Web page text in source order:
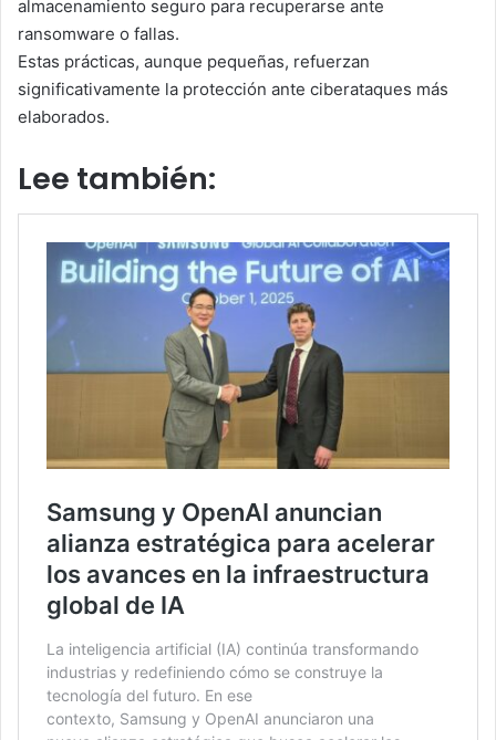
almacenamiento seguro para recuperarse ante
ransomware o fallas.
Estas prácticas, aunque pequeñas, refuerzan
significativamente la protección ante ciberataques más
elaborados.
Lee también: